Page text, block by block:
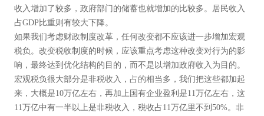
收入增加了较多，政府部门的储蓄也就增加的比较多。居民收入
占GDP比重则有较大下降。
如果我们考虑财政制度改革，任何改变都不应该进一步增加宏观
税负。改变税收制度的时候，应该重点考虑这种改变对行为的影
响，最终达到优化结构的目的，而不是以增加政府收入为目的。
宏观税负很大部分是非税收入，占的相当多，我们把这些都加起
来，大概是10万亿左右，再加上国有企业盈利是11万亿左右，这
11万亿中有一半以上是非税收入，税收占11万亿里不到50%。非